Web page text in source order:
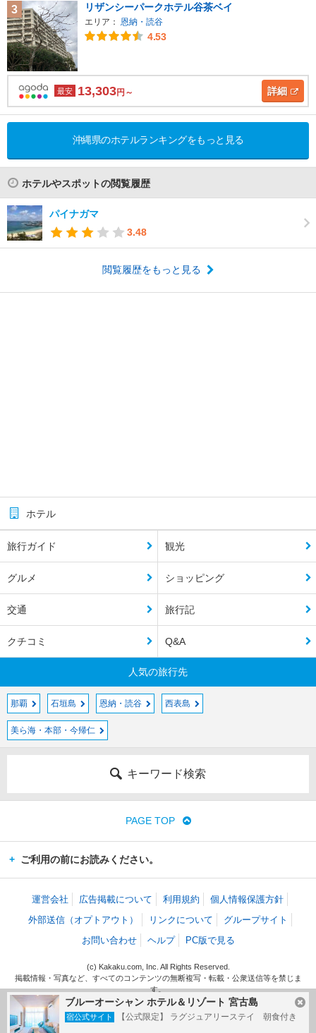
3 リザンシーパークホテル谷茶ベイ
エリア： 恩納・読谷
4.53
最安 13,303円～ 詳細
沖縄県のホテルランキングをもっと見る
ホテルやスポットの閲覧履歴
パイナガマ
3.48
閲覧履歴をもっと見る
ブルーオーシャン ホテル＆リゾート 宮古島
宿公式サイト 【公式限定】 ラグジュアリーステイ 朝食付き
ホテル
旅行ガイド 観光
グルメ ショッピング
交通 旅行記
クチコミ Q&A
人気の旅行先
那覇 石垣島 恩納・読谷 西表島
美ら海・本部・今帰仁
キーワード検索
PAGE TOP
ご利用の前にお読みください。
運営会社 広告掲載について 利用規約
個人情報保護方針
外部送信（オプトアウト）
リンクについて
グループサイト
お問い合わせ
ヘルプ PC版で見る
(c) Kakaku.com, Inc. All Rights Reserved.
掲載情報・写真など、すべてのコンテンツの無断複写・転載・公衆送信等を禁じま
す。